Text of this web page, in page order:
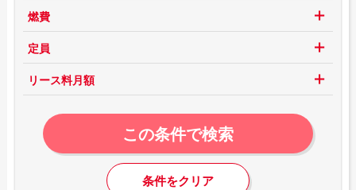
燃費
定員
リース料月額
この条件で検索
条件をクリア